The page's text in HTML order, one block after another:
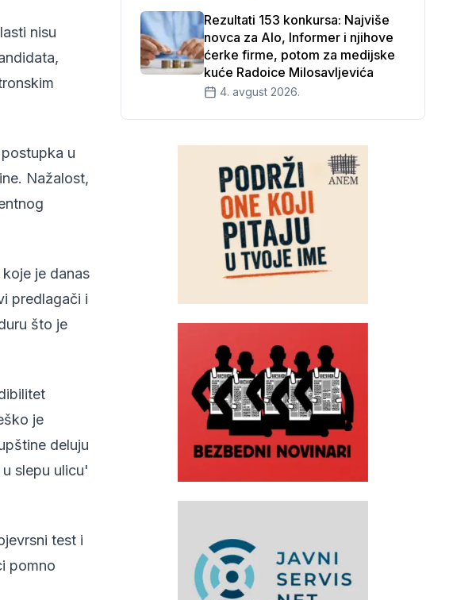
nisu
u
Nažalost,
je danas
predlagači i
što je
je
deluju
slepu ulicu'
test i
pomno
Rezultati 153 konkursa: Najviše
novca za Alo, Informer i njihove
ćerke firme, potom za medijske
kuće Radoice Milosavljevića
4. avgust 2026.